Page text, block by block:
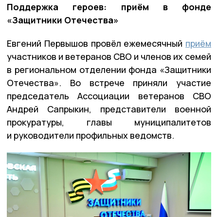
Поддержка героев: приём в фонде
«Защитники Отечества»
Евгений Первышов провёл ежемесячный приём
участников и ветеранов СВО и членов их семей
в региональном отделении фонда «Защитники
Отечества». Во встрече приняли участие
председатель Ассоциации ветеранов СВО
Андрей Сапрыкин, представители военной
прокуратуры, главы муниципалитетов
и руководители профильных ведомств.